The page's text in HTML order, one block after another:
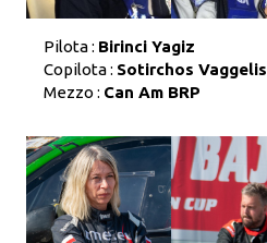
Pilota : Birinci Yagiz
Copilota : Sotirchos Vaggelis
Mezzo : Can Am BRP